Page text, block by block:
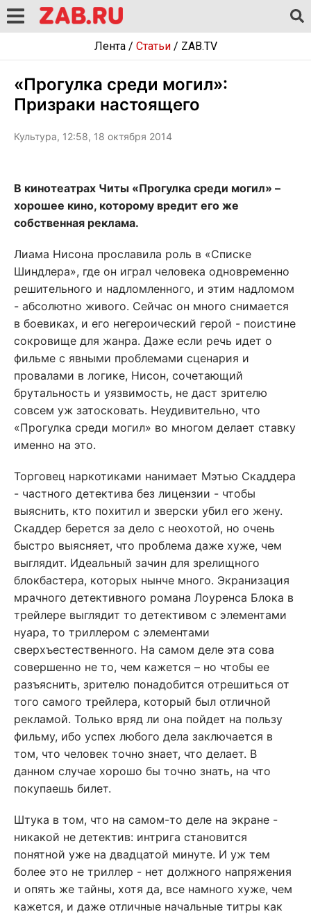
Лента/ Статьи/ ZAB.TV
«Прогулка среди могил»:
Призраки настоящего
Культура, 12:58, 18 октября 2014
В кинотеатрах Читы «Прогулка среди могил» –
хорошее кино, которому вредит его же
собственная реклама.
Лиама Нисона прославила роль в «Списке
Шиндлера», где он играл человека одновременно
решительного и надломленного, и этим надломом
- абсолютно живого. Сейчас он много снимается
в боевиках, и его негероический герой - поистине
сокровище для жанра. Даже если речь идет о
фильме с явными проблемами сценария и
провалами в логике, Нисон, сочетающий
брутальность и уязвимость, не даст зрителю
совсем уж затосковать. Неудивительно, что
«Прогулка среди могил» во многом делает ставку
именно на это.
Торговец наркотиками нанимает Мэтью Скаддера
- частного детектива без лицензии - чтобы
выяснить, кто похитил и зверски убил его жену.
Скаддер берется за дело с неохотой, но очень
быстро выясняет, что проблема даже хуже, чем
выглядит. Идеальный зачин для зрелищного
блокбастера, которых нынче много. Экранизация
мрачного детективного романа Лоуренса Блока в
трейлере выглядит то детективом с элементами
нуара, то триллером с элементами
сверхъестественного. На самом деле эта сова
совершенно не то, чем кажется – но чтобы ее
разъяснить, зрителю понадобится отрешиться от
того самого трейлера, который был отличной
рекламой. Только вряд ли она пойдет на пользу
фильму, ибо успех любого дела заключается в
том, что человек точно знает, что делает. В
данном случае хорошо бы точно знать, на что
покупаешь билет.
Штука в том, что на самом-то деле на экране -
никакой не детектив: интрига становится
понятной уже на двадцатой минуте. И уж тем
более это не триллер - нет должного напряжения
и опять же тайны, хотя да, все намного хуже, чем
кажется, и даже отличные начальные титры как